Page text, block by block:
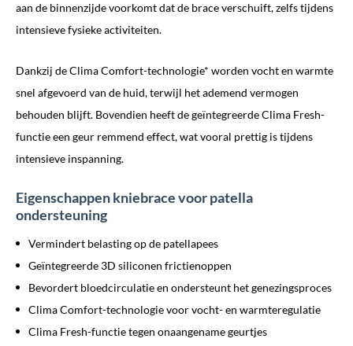
aan de binnenzijde voorkomt dat de brace verschuift, zelfs tijdens
intensieve fysieke activiteiten.
Dankzij de Clima Comfort-technologie* worden vocht en warmte
snel afgevoerd van de huid, terwijl het ademend vermogen
behouden blijft. Bovendien heeft de geïntegreerde Clima Fresh-
functie een geur remmend effect, wat vooral prettig is tijdens
intensieve inspanning.
Eigenschappen kniebrace voor patella
ondersteuning
Vermindert belasting op de patellapees
Geïntegreerde 3D siliconen frictienoppen
Bevordert bloedcirculatie en ondersteunt het genezingsproces
Clima Comfort-technologie voor vocht- en warmteregulatie
Clima Fresh-functie tegen onaangename geurtjes